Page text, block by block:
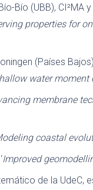
Bío (UBB), CI²MA y
properties for
(Países
water
membrane
coastal
Improved
de la UdeC,